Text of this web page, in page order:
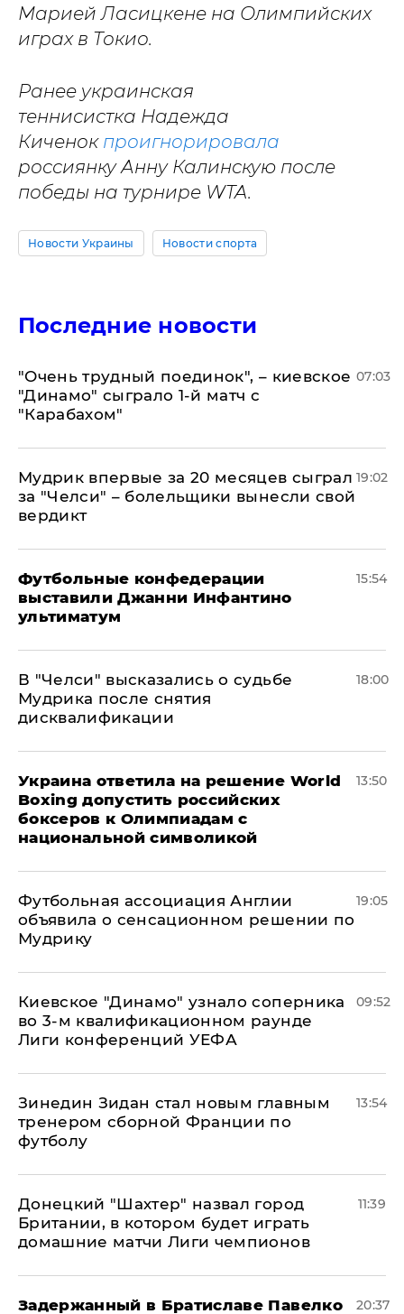
Марией Ласицкене на Олимпийских
играх в Токио.
Ранее украинская
теннисистка Надежда
Киченок проигнорировала
россиянкуАнну Калинскую после
победы на турнире WTA.
Новости Украины Новости спорта
Последние новости
"Очень трудный поединок", – киевское
"Динамо" сыграло 1-й матч с
"Карабахом"
07:03
Мудрик впервые за 20 месяцев сыграл
за "Челси" – болельщики вынесли свой
вердикт
19:02
Футбольные конфедерации
выставили Джанни Инфантино
ультиматум
15:54
В "Челси" высказались о судьбе
Мудрика после снятия
дисквалификации
18:00
Украина ответила на решение World
Boxing допустить российских
боксеров к Олимпиадам с
национальной символикой
13:50
Футбольная ассоциация Англии
объявила о сенсационном решении по
Мудрику
19:05
Киевское "Динамо" узнало соперника
во 3-м квалификационном раунде
Лиги конференций УЕФА
09:52
Зинедин Зидан стал новым главным
тренером сборной Франции по
футболу
13:54
Донецкий "Шахтер" назвал город
Британии, в котором будет играть
домашние матчи Лиги чемпионов
11:39
Задержанный в Братиславе Павелко 20:37